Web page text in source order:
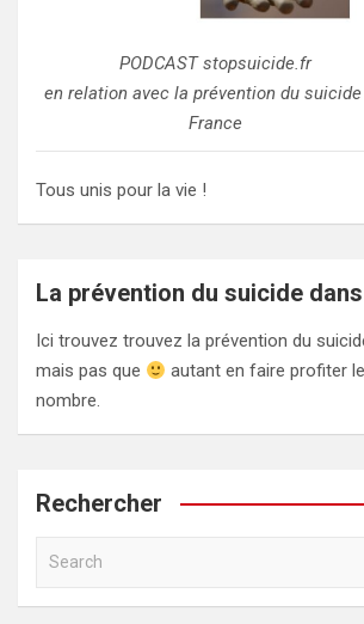
PODCAST stopsuicide.fr
en relation avec la prévention du
France
Tous unis pour la vie !
La prévention du suicide
Ici trouvez trouvez la prévention du
mais pas que
autant en faire profiter
nombre.
Rechercher
a